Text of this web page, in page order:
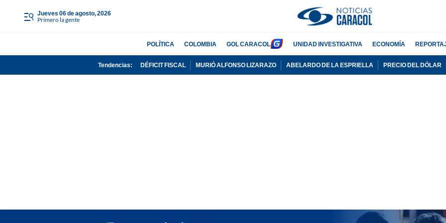
jueves 06 de agosto, 2026
Primero la gente
POLÍTICA COLOMBIA GOL CARACOL UNIDAD INVESTIGATIVA ECONOMÍA
Tendencias: DÉFICIT FISCAL MURIÓ ALFONSO LIZARAZO ABELARDO DE LA ESPRIELLA PRECIO DEL DÓLAR